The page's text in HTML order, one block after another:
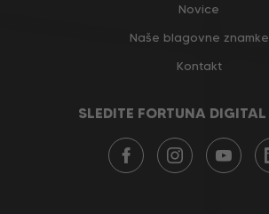
Novice
Naše blagovne znamke
Kontakt
SLEDITE FORTUNA